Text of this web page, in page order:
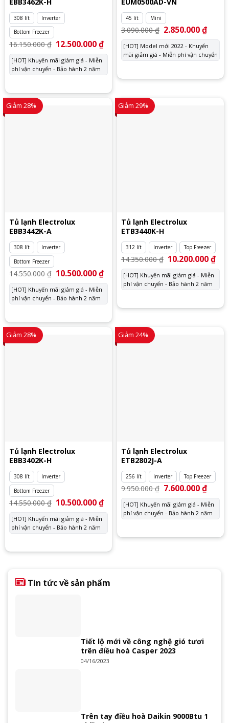
308 lít
Inverter
Bottom Freezer
16.150.000₫ Giá
gốc
là:
16.150.000 ₫.
12.500.000₫Giá
tại
[HOT] Khuyến mãi giảm giá - Miễn
phí vận chuyển - Bảo hành 2 năm
45 lít Mini
3.090.000₫ Giá
gốc
là:
3.090.000 ₫.
2.850.000₫Giá
tại
là:
[HOT] Model mới 2022 - Khuyến
mãi giảm giá - Miễn phí vận chuyển
Giảm 28%
Tủ lạnh Electrolux
EBB3442K-A
308 lít
Inverter
Bottom Freezer
14.550.000₫ Giá
gốc
là:
14.550.000 ₫.
10.500.000₫Giá
tại
[HOT] Khuyến mãi giảm giá - Miễn
phí vận chuyển - Bảo hành 2 năm
Giảm 29%
Tủ lạnh Electrolux
ETB3440K-H
312 lít Inverter Top Freezer
14.350.000₫ Giá
gốc
là:
14.350.000 ₫.
10.200.000₫Giá
tại
[HOT] Khuyến mãi giảm giá - Miễn
phí vận chuyển - Bảo hành 2 năm
Giảm 28%
Tủ lạnh Electrolux
EBB3402K-H
308 lít
Inverter
Bottom Freezer
14.550.000₫ Giá
gốc
là:
14.550.000 ₫.
10.500.000₫Giá
tại
[HOT] Khuyến mãi giảm giá - Miễn
phí vận chuyển - Bảo hành 2 năm
Giảm 24%
Tủ lạnh Electrolux
ETB2802J-A
256 lít Inverter Top Freezer
9.950.000₫ Giá
gốc
là:
9.950.000 ₫.
7.600.000₫Giá
tại
là:
[HOT] Khuyến mãi giảm giá - Miễn
phí vận chuyển - Bảo hành 2 năm
Tin tức về sản phẩm
Tiết lộ mới về công nghệ gió tươi
trên điều hoà Casper 2023
04/16/2023
Trên tay điều hoà Daikin 9000Btu 1